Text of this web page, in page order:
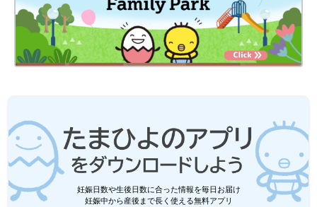
妊娠日数や生後日数に合った情報を毎日お届け
妊娠中から産後まで長く使える無料アプリ